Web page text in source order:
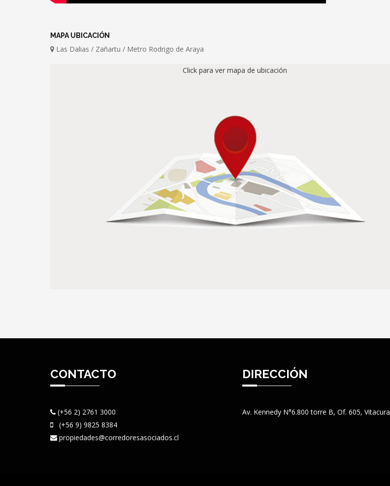
MAPA UBICACIÓN
Las Dalias / Zañartu / Metro Rodrigo de Araya
Click para ver mapa de ubicación
CONTACTO
(+56 2) 2761 3000
(+56 9) 9825 8384
propiedades@corredoresasociados.cl
DIRECCIÓN
Av. Kennedy N°6.800 torre B, Of. 605, Vitacura